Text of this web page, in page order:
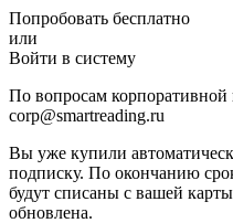
Попробовать бесплатно
или
Войти в систему
По вопросам корпоративной
corp@smartreading.ru
Вы уже купили
подписку. По окончанию
будут списаны с вашей
обновлена.